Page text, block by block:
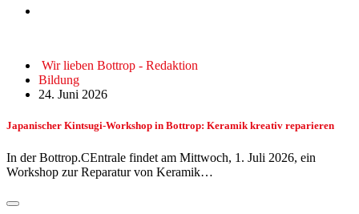
Wir lieben Bottrop - Redaktion
Bildung
24. Juni 2026
Japanischer Kintsugi-Workshop in Bottrop: Keramik kreativ reparieren
In der Bottrop.CEntrale findet am Mittwoch, 1. Juli 2026, ein
Workshop zur Reparatur von Keramik…